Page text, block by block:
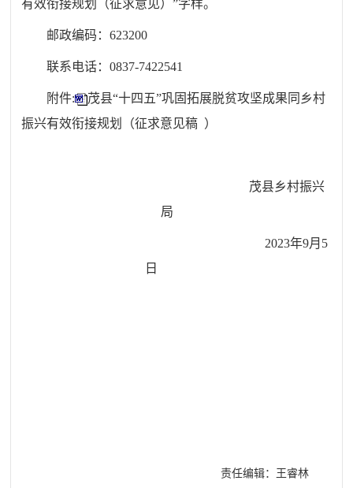
有效衔接规划（征求意见）”字样。
邮政编码：623200
联系电话：0837-7422541
附件:
茂县“十四五”巩固拓展脱贫攻坚成果同乡村
振兴有效衔接规划（征求意见稿 ）
茂县乡村振兴
局
2023年9月5
日
责任编辑：王睿林